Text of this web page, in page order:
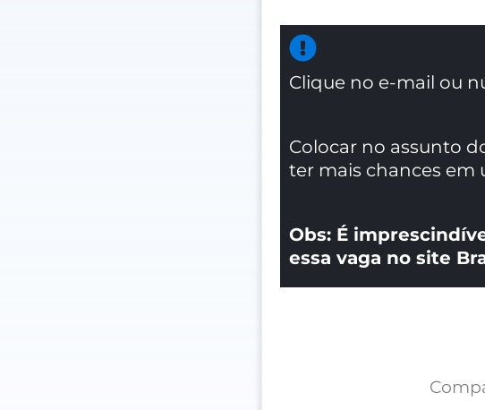
Clique no e-mail ou
Colocar no assunto
ter mais chances em
Obs: É
essa vaga no site